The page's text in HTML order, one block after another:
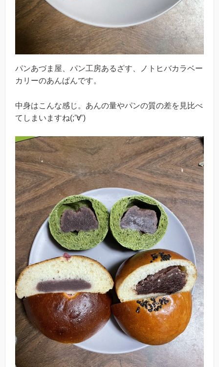
パンあづま屋、パン工房あるざす、ノトヒバカラベー
カリーのあんぱんです。
中身はこんな感じ。あんの量やパンの質の差を見比べ
てしまいますね(;’∀’)